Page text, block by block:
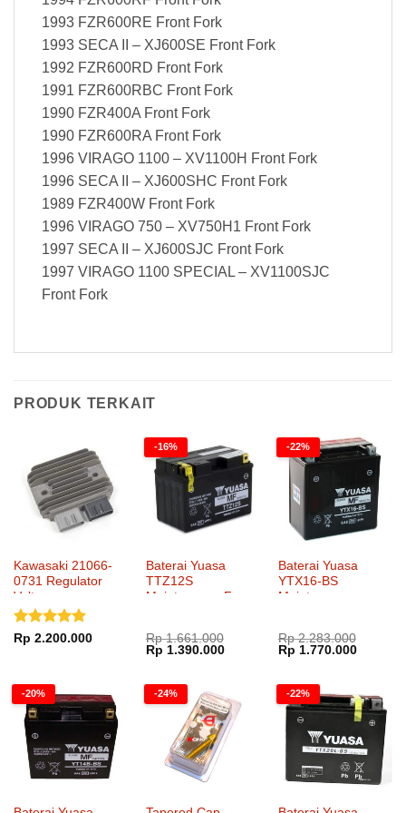
1993 FZR600RE Front Fork
1993 SECA II – XJ600SE Front Fork
1992 FZR600RD Front Fork
1991 FZR600RBC Front Fork
1990 FZR400A Front Fork
1990 FZR600RA Front Fork
1996 VIRAGO 1100 – XV1100H Front Fork
1996 SECA II – XJ600SHC Front Fork
1989 FZR400W Front Fork
1996 VIRAGO 750 – XV750H1 Front Fork
1997 SECA II – XJ600SJC Front Fork
1997 VIRAGO 1100 SPECIAL – XV1100SJC
Front Fork
PRODUK TERKAIT
Kawasaki 21066-
0731 Regulator
Voltage
Dinilai5
Rp 2.200.000
-16%
Baterai Yuasa
TTZ12S
Maintenance Free
Rp1.661.000
Harga
aslinya
Rp 1.661.000.
Rp 1.390.000Harga
Rp 1.390.000.
-22%
Baterai Yuasa
YTX16-BS
Maintenance
Rp2.283.000
Harga
aslinya
Rp 2.283.000.
Rp 1.770.000Harga
Rp
-20% -24% -22%